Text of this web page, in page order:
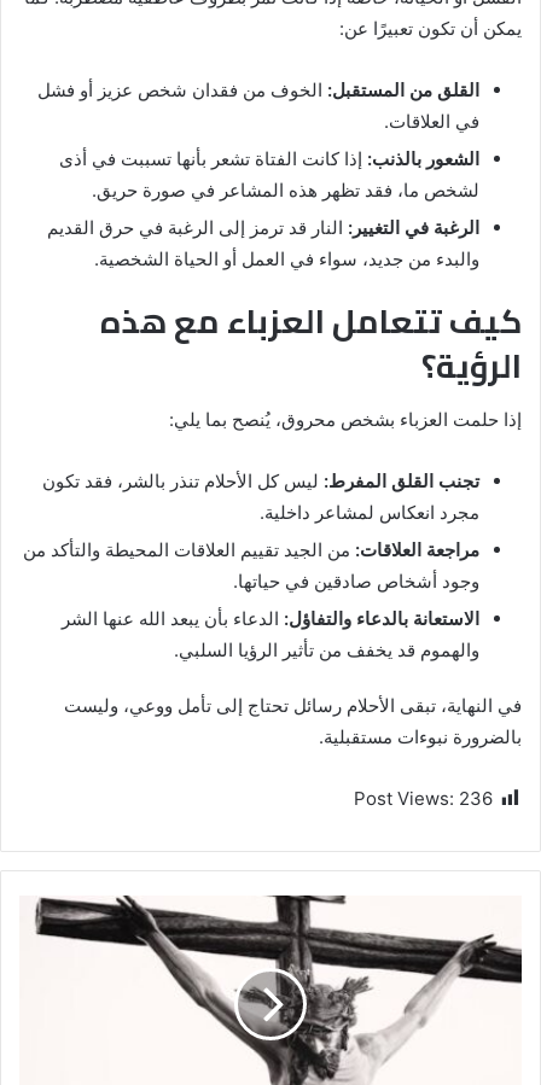
يمكن أن تكون تعبيرًا عن:
القلق من المستقبل: الخوف من فقدان شخص عزيز أو فشل
في العلاقات.
الشعور بالذنب: إذا كانت الفتاة تشعر بأنها تسببت في أذى
لشخص ما، فقد تظهر هذه المشاعر في صورة حريق.
الرغبة في التغيير: النار قد ترمز إلى الرغبة في حرق القديم
والبدء من جديد، سواء في العمل أو الحياة الشخصية.
كيف تتعامل العزباء مع هذه
الرؤية؟
إذا حلمت العزباء بشخص محروق، يُنصح بما يلي:
تجنب القلق المفرط: ليس كل الأحلام تنذر بالشر، فقد تكون
مجرد انعكاس لمشاعر داخلية.
مراجعة العلاقات: من الجيد تقييم العلاقات المحيطة والتأكد من
وجود أشخاص صادقين في حياتها.
الاستعانة بالدعاء والتفاؤل: الدعاء بأن يبعد الله عنها الشر
والهموم قد يخفف من تأثير الرؤيا السلبي.
في النهاية، تبقى الأحلام رسائل تحتاج إلى تأمل ووعي، وليست
بالضرورة نبوءات مستقبلية.
Post Views: 236